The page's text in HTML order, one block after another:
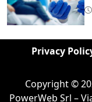
Privacy
Copyright ©
PowerWeb Srl –